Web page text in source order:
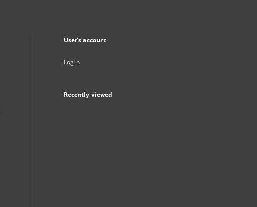
User's account
Log in
Recently viewed